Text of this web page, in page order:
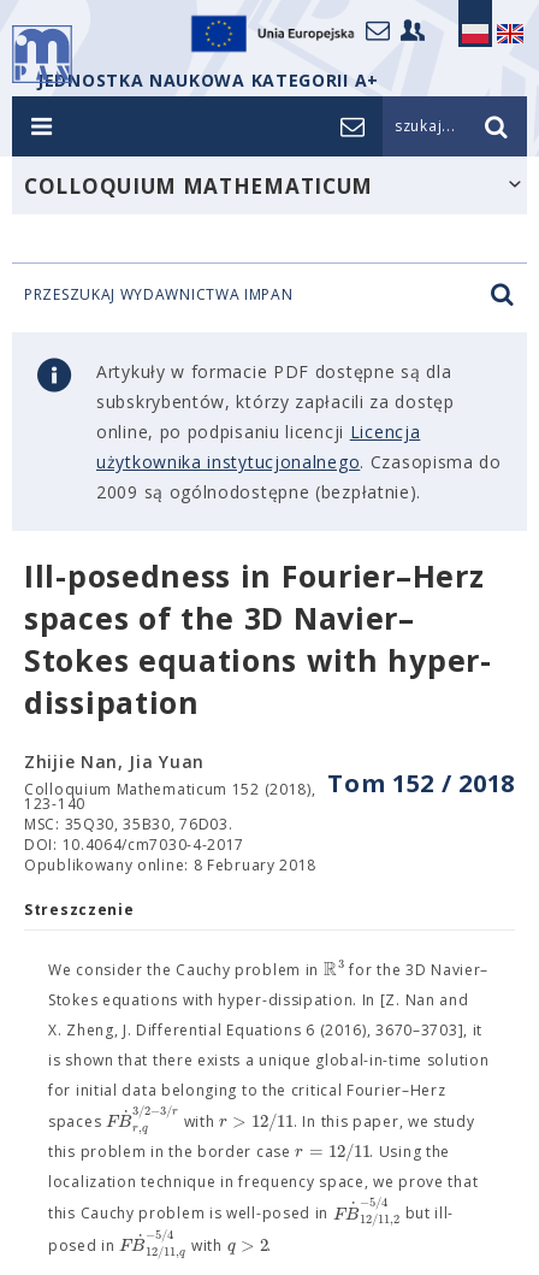
JEDNOSTKA NAUKOWA KATEGORII A+
szukaj...
COLLOQUIUM MATHEMATICUM
PRZESZUKAJ WYDAWNICTWA IMPAN
Artykuły w formacie PDF dostępne są dla
subskrybentów, którzy zapłacili za dostęp
online, po podpisaniu licencji Licencja
użytkownika instytucjonalnego. Czasopisma do
2009 są ogólnodostępne (bezpłatnie).
Ill-posedness in Fourier–Herz
spaces of the 3D Navier–
Stokes equations with hyper-
dissipation
Tom 152 / 2018
Zhijie Nan, Jia Yuan
Colloquium Mathematicum 152 (2018),
123-140
MSC: 35Q30, 35B30, 76D03.
DOI: 10.4064/cm7030-4-2017
Opublikowany online: 8 February 2018
Streszczenie
We consider the Cauchy problem in R3for the 3D Navier–
Stokes equations with hyper-dissipation. In [Z. Nan and
X. Zheng, J. Differential Equations 6 (2016), 3670–3703], it
is shown that there exists a unique global-in-time solution
for initial data belonging to the critical Fourier–Herz
spaces FB
˙3/2−3/r
r,q withr > 12/11. In this paper, we study
this problem in the border caser = 12/11. Using the
localization technique in frequency space, we prove that
this Cauchy problem is well-posed in FB
˙−5/4
12/11,2 but ill-
posed inFB
˙−5/4
12/11,q with q > 2.